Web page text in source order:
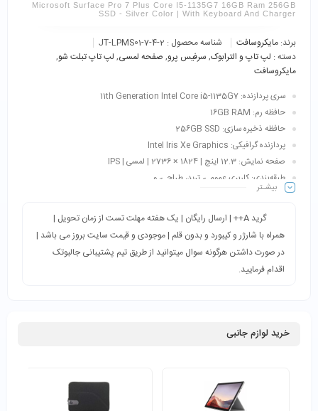
Microsoft Surface Pro 7 Plus Core I5-1135G7 16GB Ram 256GB
SSD - Silver Color | With Keyboard And Charger
برند: مایکروسافت شناسه محصول : JT-LPMS01-7-4-2
دسته : لپ تاپ و الترابوک, سرفیس پرو, صفحه لمسی, لپ تاپ تبلت شو,
مایکروسافت
سری پردازنده: 11th Generation Intel Core i5-1135G7
حافظه رم: 16GB RAM
حافظه ذخیره سازی: 256GB SSD
پردازنده گرافیکی: Intel Iris Xe Graphics
صفحه نمایش: 12.3 اینچ | 1824 × 2736 | لمسی | IPS
طبقه‌بندی: کاربری عمومی، ترید، طراحی، و…
اقلام همراه: کیبورد + شارژر + کابل برق
بیشـتر
گرید A++ | ارسال رایگان | یک هفته مهلت تست از زمان تحویل |
همراه با شارژر و کیبورد و بدون قلم | موجودی و قیمت سایت بروز می باشد |
در صورت داشتن هرگونه سوال میتوانید از طریق تیم پشتیبانی جالبوتک
اقدام فرمایید.
خرید لوازم جانبی